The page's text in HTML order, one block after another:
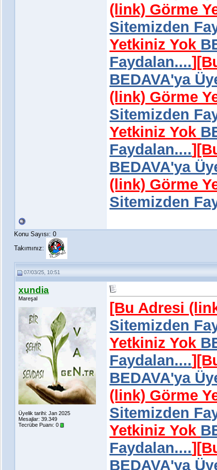
(link) Görme
Sitemizden
Yetkiniz Yok
Faydalan....]
BEDAVA'ya
(link) Görme
Sitemizden
Yetkiniz Yok
Faydalan....]
BEDAVA'ya
(link) Görme
Sitemizden
Konu Sayısı: 0
Takımınız:
07/03/25, 10:51
xundia
Mareşal
Üyelik tarihi: Jan 2025
Mesajlar: 39.349
Tecrübe Puanı: 0
[Bu Adresi
Sitemizden
Yetkiniz Yok
Faydalan....]
BEDAVA'ya
(link) Görme
Sitemizden
Yetkiniz Yok
Faydalan....]
BEDAVA'ya